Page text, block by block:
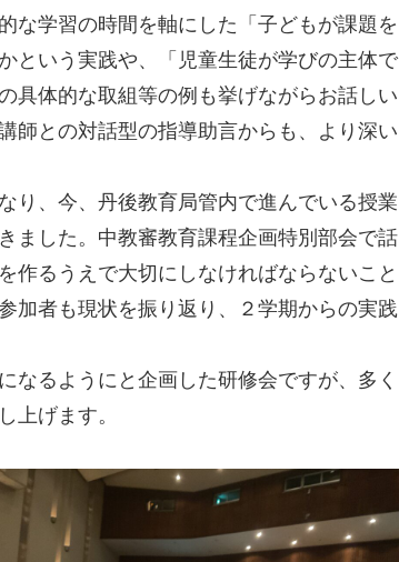
な学習の時間を軸にした「子どもが課題を
という実践や、「児童生徒が学びの主体で
具体的な取組等の例も挙げながらお話しい
師との対話型の指導助言からも、より深い
り、今、丹後教育局管内で進んでいる授業
ました。中教審教育課程企画特別部会で話
作るうえで大切にしなければならないこと
加者も現状を振り返り、２学期からの実践
るようにと企画した研修会ですが、多く
上げます。